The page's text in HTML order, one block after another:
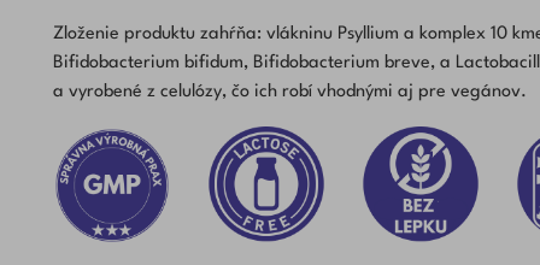
Zloženie produktu zahŕňa: vlákninu Psyllium a komplex 10
Bifidobacterium bifidum, Bifidobacterium breve, a
a vyrobené z celulózy, čo ich robí vhodnými aj pre vegánov.